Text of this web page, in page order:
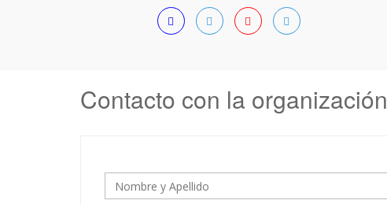
Contacto con la organización